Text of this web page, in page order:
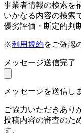
事業者情報の検索を
いかなる内容の検索
優劣評価・断定的判
※利用規約をご確認
メッセージ送信完了
メッセージを送信し
ご協力いただきあり
投稿内容の審査のた
す。